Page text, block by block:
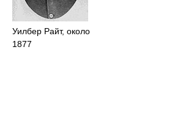
Уилбер Райт, около
1877